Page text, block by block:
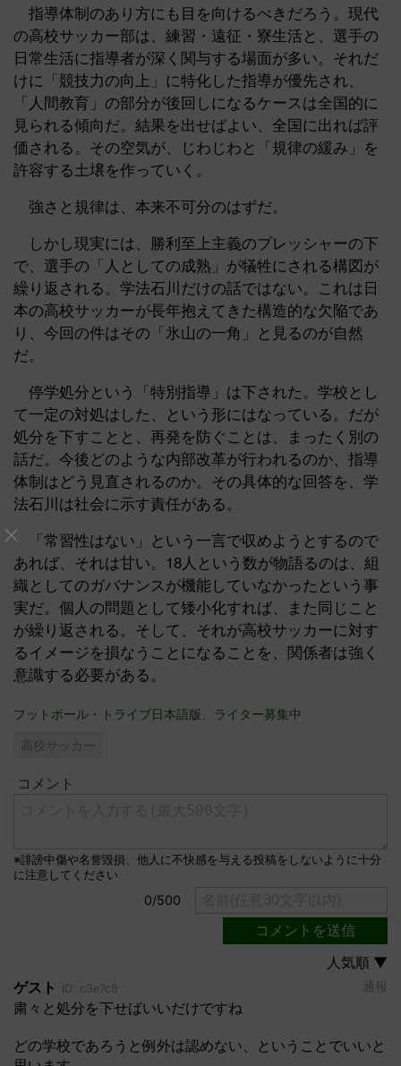
指導体制のあり方にも目を向けるべきだろう。現代
の高校サッカー部は、練習・遠征・寮生活と、選手の
日常生活に指導者が深く関与する場面が多い。それだ
けに「競技力の向上」に特化した指導が優先され、
「人間教育」の部分が後回しになるケースは全国的に
見られる傾向だ。結果を出せばよい、全国に出れば評
価される。その空気が、じわじわと「規律の緩み」を
許容する土壌を作っていく。
強さと規律は、本来不可分のはずだ。
しかし現実には、勝利至上主義のプレッシャーの下
で、選手の「人としての成熟」が犠牲にされる構図が
繰り返される。学法石川だけの話ではない。これは日
本の高校サッカーが長年抱えてきた構造的な欠陥であ
り、今回の件はその「氷山の一角」と見るのが自然
だ。
停学処分という「特別指導」は下された。学校とし
て一定の対処はした、という形にはなっている。だが
処分を下すことと、再発を防ぐことは、まったく別の
話だ。今後どのような内部改革が行われるのか、指導
体制はどう見直されるのか。その具体的な回答を、学
法石川は社会に示す責任がある。
「常習性はない」という一言で収めようとするので
あれば、それは甘い。18人という数が物語るのは、組
織としてのガバナンスが機能していなかったという事
実だ。個人の問題として矮小化すれば、また同じこと
が繰り返される。そして、それが高校サッカーに対す
るイメージを損なうことになることを、関係者は強く
意識する必要がある。
フットボール・トライブ日本語版、ライター募集中
高校サッカー